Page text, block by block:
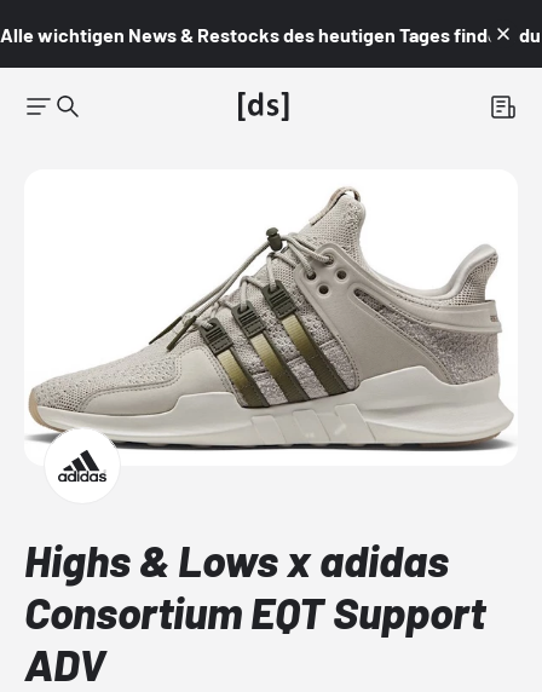
Alle wichtigen News & Restocks des heutigen Tages findest du
Highs & Lows x adidas
Consortium EQT Support
ADV